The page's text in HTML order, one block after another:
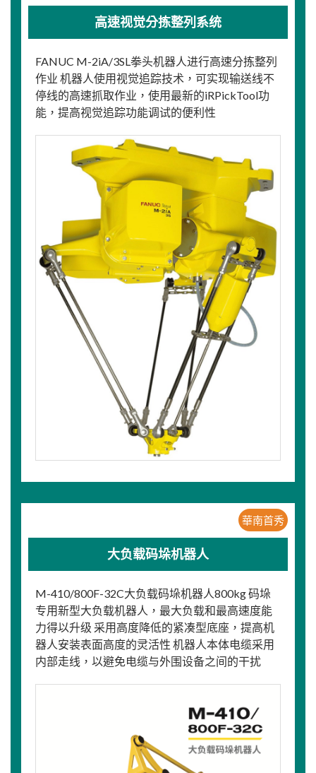
高速视觉分拣整列系统
FANUC M-2iA/3SL拳头机器人进行高速分拣整列
作业 机器人使用视觉追踪技术，可实现输送线不
停线的高速抓取作业，使用最新的iRPickTool功
能，提高视觉追踪功能调试的便利性
華南首秀
大负载码垛机器人
M-410/800F-32C大负载码垛机器人800kg 码垛
专用新型大负载机器人，最大负载和最高速度能
力得以升级 采用高度降低的紧凑型底座，提高机
器人安装表面高度的灵活性 机器人本体电缆采用
内部走线，以避免电缆与外围设备之间的干扰